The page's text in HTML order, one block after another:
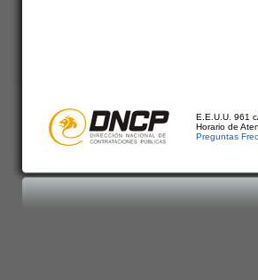
E.E.U.U. 961
Horario de
Preguntas